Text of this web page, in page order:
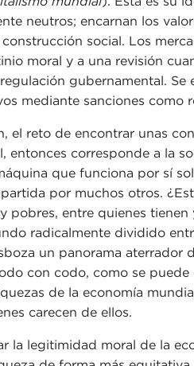
neutros; encarnan los
social. Los
moral y a una revisión
gubernamental.
mediante sanciones como
el reto de encontrar unas
entonces corresponde a la
que funciona por sí
por muchos otros.
pobres, entre quienes
radicalmente dividido
un panorama aterrador
con codo, como se
de la economía
carecen de ellos.
la legitimidad moral de la